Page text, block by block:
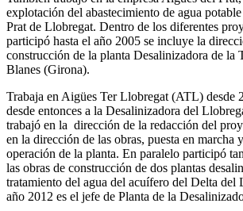
explotación del abastecimiento de agua
Prat de Llobregat. Dentro de los diferentes
participó hasta el año 2005 se incluye la
construcción de la planta Desalinizadora de la
Blanes (Girona).
Trabaja en Aigües Ter Llobregat (ATL) desde
desde entonces a la Desalinizadora del
trabajó en la dirección de la redacción del
en la dirección de las obras, puesta en marcha
operación de la planta. En paralelo participó
las obras de construcción de dos plantas
tratamiento del agua del acuífero del Delta del
año 2012 es el jefe de Planta de la